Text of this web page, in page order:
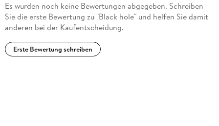
Es wurden noch keine Bewertungen abgegeben. Schreiben
Sie die erste Bewertung zu "Black hole" und helfen Sie damit
anderen bei der Kaufentscheidung.
Erste Bewertung schreiben